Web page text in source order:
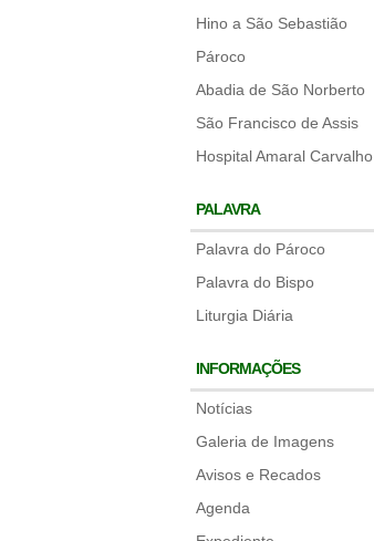
Hino a São Sebastião
Pároco
Abadia de São Norberto
São Francisco de Assis
Hospital Amaral Carvalho
PALAVRA
Palavra do Pároco
Palavra do Bispo
Liturgia Diária
INFORMAÇÕES
Notícias
Galeria de Imagens
Avisos e Recados
Agenda